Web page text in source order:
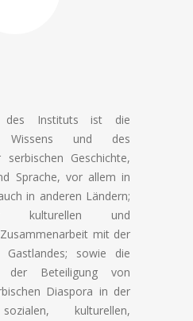
des Instituts ist die
Wissens und des
serbischen Geschichte,
Sprache, vor allem in
in anderen Ländern;
kulturellen und
mit der
Gastlandes; sowie die
der Beteiligung von
Diaspora in der
kulturellen,